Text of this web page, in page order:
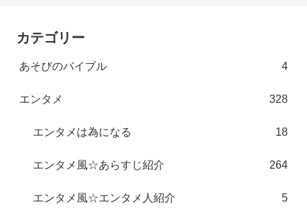
カテゴリー
あそびのバイブル 4
エンタメ 328
エンタメは為になる 18
エンタメ風☆あらすじ紹介 264
エンタメ風☆エンタメ人紹介 5